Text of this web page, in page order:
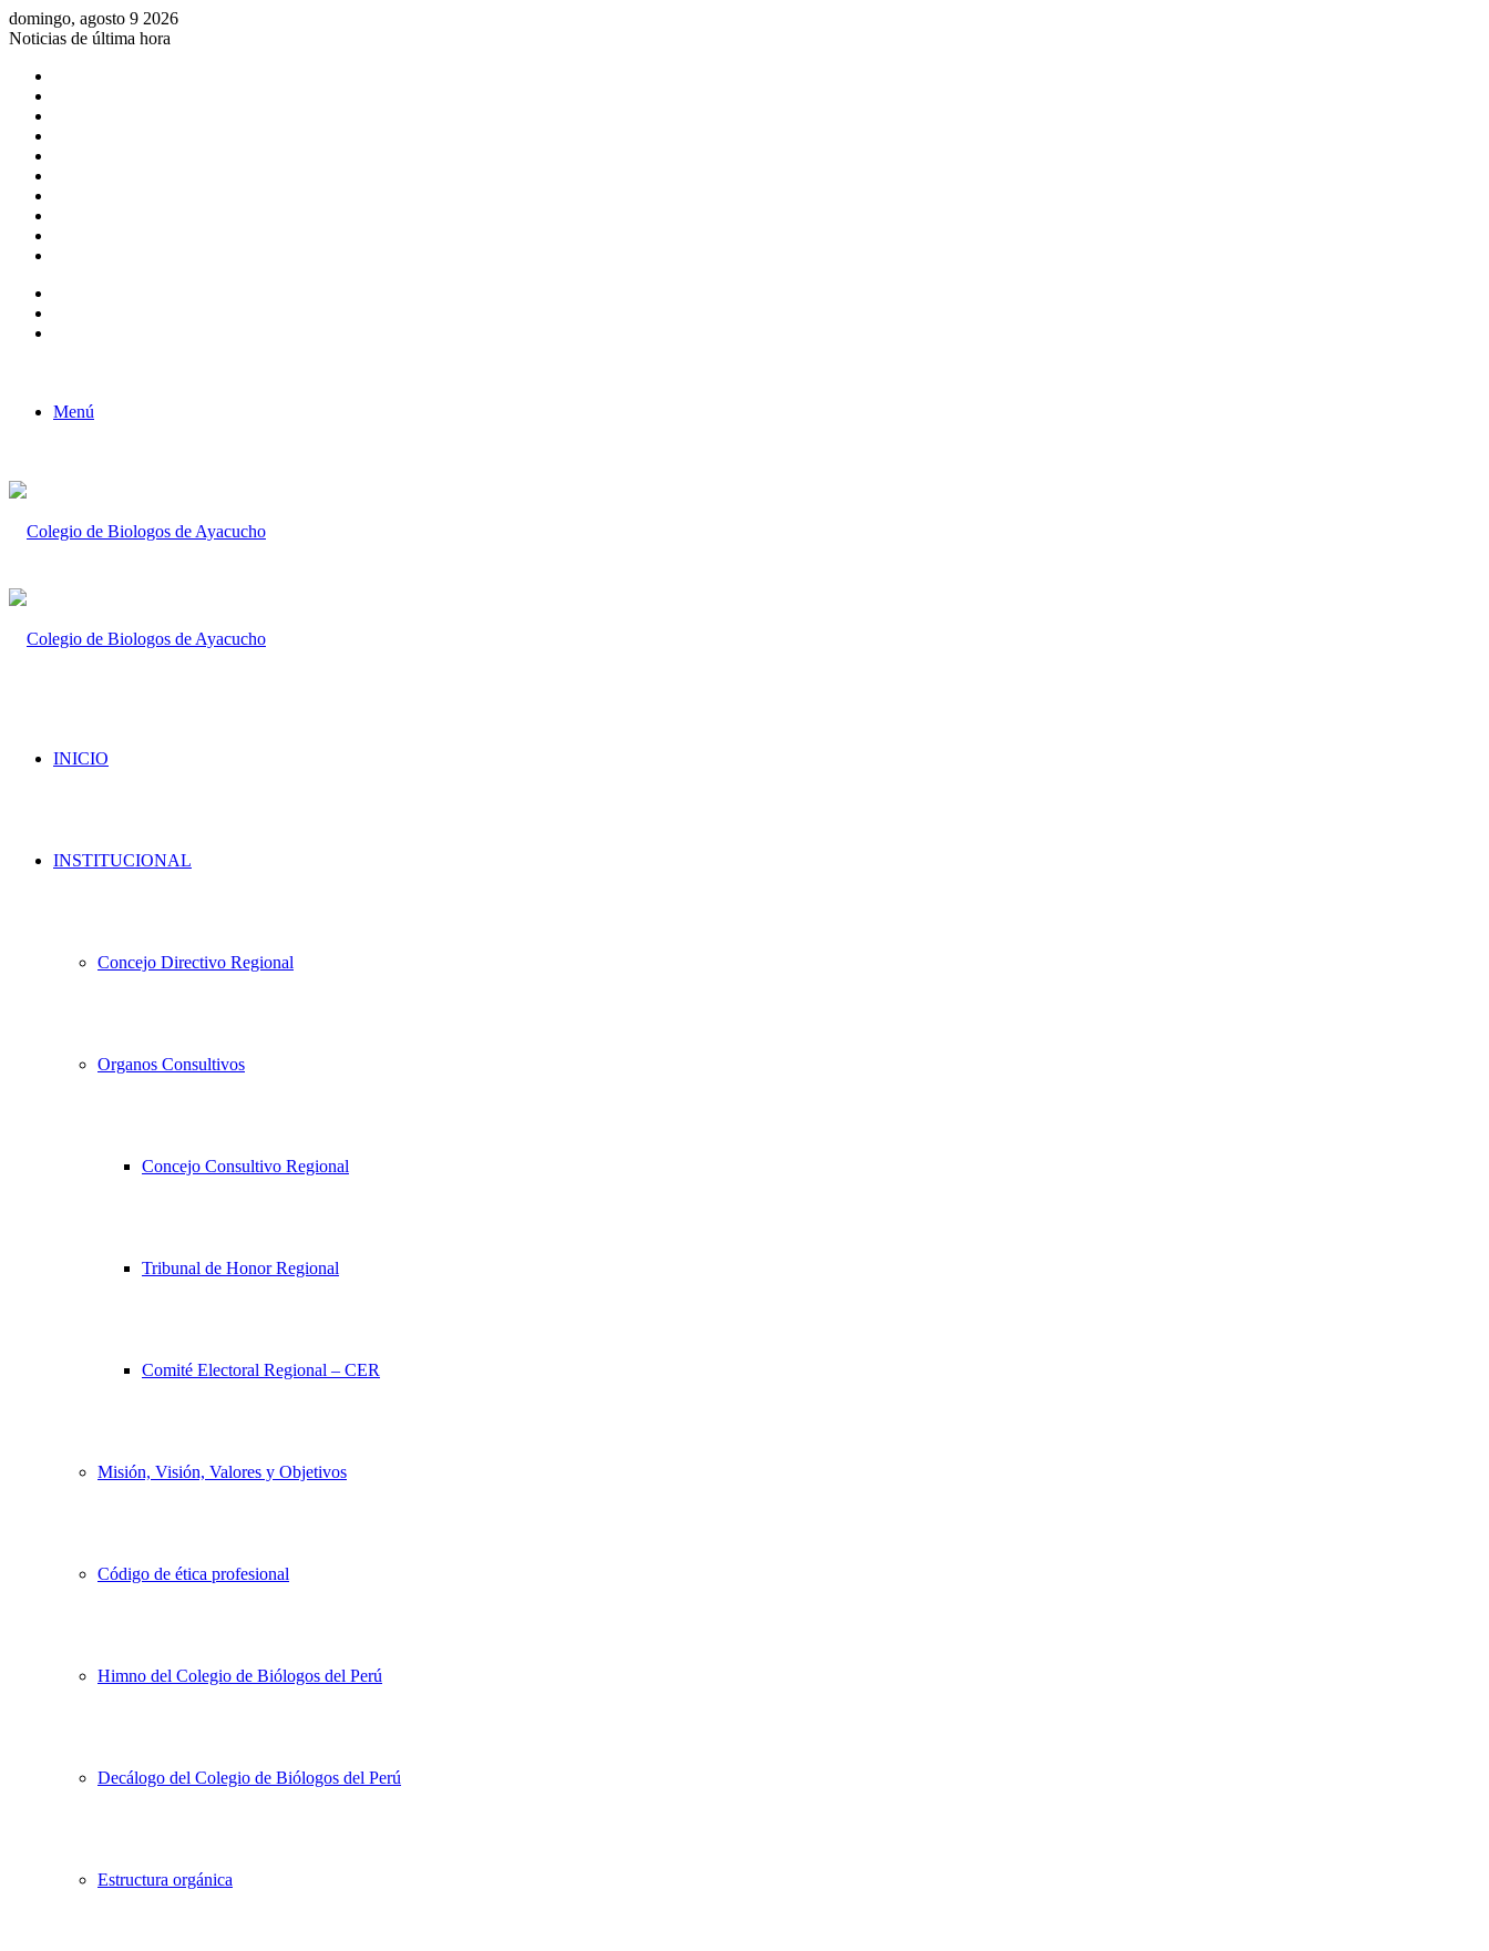
domingo, agosto 9 2026
Noticias de última hora
Menú
INICIO
INSTITUCIONAL
Concejo Directivo Regional
Organos Consultivos
Concejo Consultivo Regional
Tribunal de Honor Regional
Comité Electoral Regional – CER
Misión, Visión, Valores y Objetivos
Código de ética profesional
Himno del Colegio de Biólogos del Perú
Decálogo del Colegio de Biólogos del Perú
Estructura orgánica